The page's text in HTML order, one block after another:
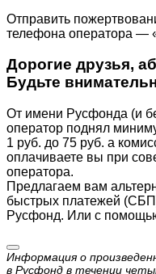
Отправить
телефона оператора —
Дорогие друзья,
Будьте
От имени Русфонда (и
оператор поднял
1 руб. до 75 руб. а
оплачиваете вы при
оператора.
Предлагаем вам
быстрых платежей
Русфонд. Или с
Информация о
в Русфонд в течении